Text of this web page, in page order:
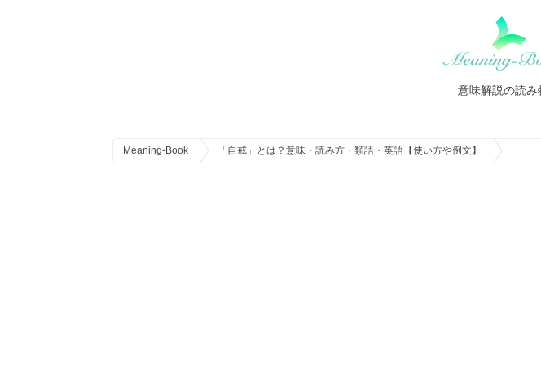
意味解説の読み
Meaning-Book 「自戒」とは？意味・読み方・類語・英語【使い方や例文】